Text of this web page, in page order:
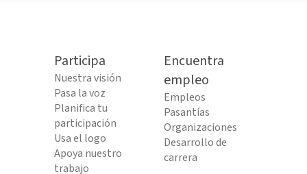
Participa
Nuestra visión
Pasa la voz
Planifica tu
participación
Usa el logo
Apoya nuestro
trabajo
Encuentra
empleo
Empleos
Pasantías
Organizaciones
Desarrollo de
carrera